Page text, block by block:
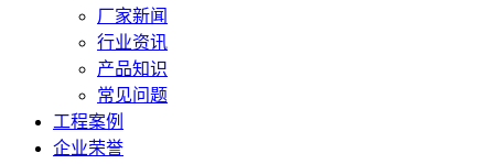
厂家新闻
行业资讯
产品知识
常见问题
工程案例
企业荣誉